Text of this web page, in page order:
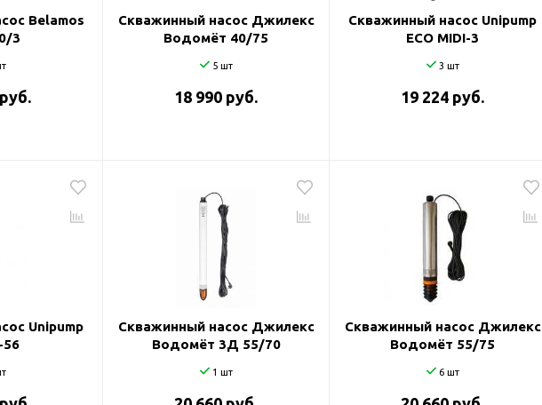
Belamos
3
Скважинный насос Джилекс
Водомёт 40/75
5 шт
18 990 руб.
Скважинный насос Unipump
ECO MIDI-3
3 шт
19 224 руб.
Unipump
56
Скважинный насос Джилекс
Водомёт 3Д 55/70
1 шт
Скважинный насос Джилекс
Водомёт 55/75
6 шт